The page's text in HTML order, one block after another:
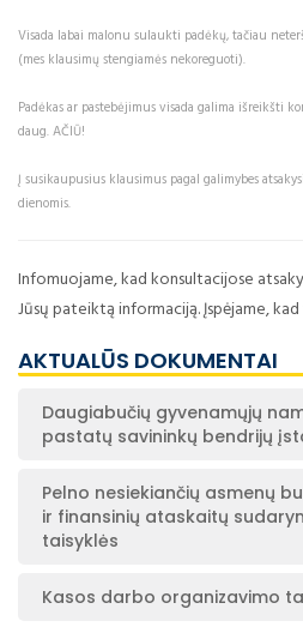
Visada labai malonu sulaukti padėkų, tačiau
(mes klausimų stengiamės nekoreguoti).
Padėkas ar pastebėjimus visada galima išreikšti
daug. AČIŪ!
Į susikaupusius klausimus pagal galimybes
dienomis.
Infomuojame, kad konsultacijose
Jūsų pateiktą informaciją. Įspėjame,
AKTUALŪS DOKUMENTAI
Daugiabučių gyvenamųjų
pastatų savininkų bendrijų
Pelno nesiekiančių asmenų
ir finansinių ataskaitų
taisyklės
Kasos darbo organizavimo